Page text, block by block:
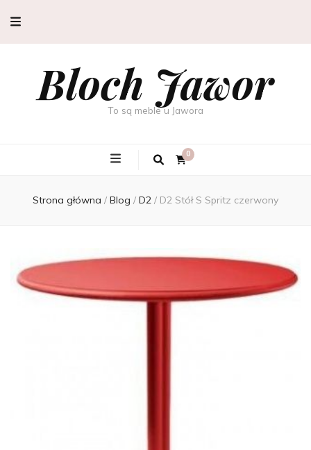
Bloch Jawor
To są meble u Jawora
0
Strona główna / Blog / D2 / D2 Stół S Spritz czerwony